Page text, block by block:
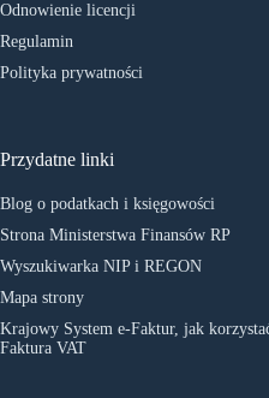
Odnowienie licencji
Regulamin
Polityka prywatności
Przydatne linki
Blog o podatkach i księgowości
Strona Ministerstwa Finansów RP
Wyszukiwarka NIP i REGON
Mapa strony
Krajowy System e-Faktur, jak
Faktura VAT